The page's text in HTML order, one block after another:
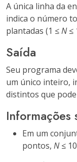
A única linha da
indica o número
plantadas (1 ≤N≤
Saída
Seu programa
um único inteiro,
distintos que
Informações
Em um
pontos, N≤